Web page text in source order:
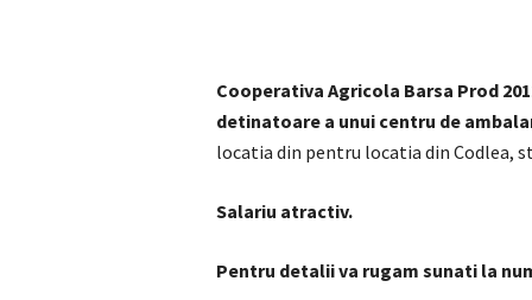
Cooperativa Agricola Barsa Prod
detinatoare a unui centru de
locatia din pentru locatia din Codlea,
Salariu atractiv.
Pentru detalii va rugam sunati la